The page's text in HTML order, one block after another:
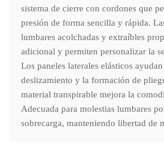
sistema de cierre con cordones que
presión de forma sencilla y rápida.
lumbares acolchadas y extraíbles
adicional y permiten personalizar la
Los paneles laterales elásticos
deslizamiento y la formación de
material transpirable mejora la
Adecuada para molestias lumbares
sobrecarga, manteniendo libertad de